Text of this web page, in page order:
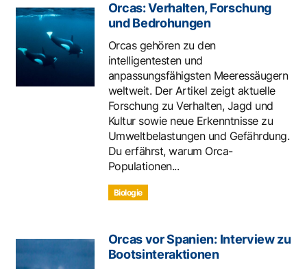
Orcas: Verhalten, Forschung
und Bedrohungen
Orcas gehören zu den
intelligentesten und
anpassungsfähigsten Meeressäugern
weltweit. Der Artikel zeigt aktuelle
Forschung zu Verhalten, Jagd und
Kultur sowie neue Erkenntnisse zu
Umweltbelastungen und Gefährdung.
Du erfährst, warum Orca-
Populationen...
Biologie
Orcas vor Spanien: Interview zu
Bootsinteraktionen